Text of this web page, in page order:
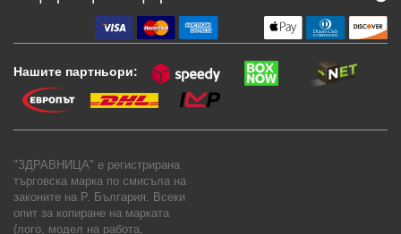
Нашите партньори:
"ЗДРАВНИЦА" е регистрирана
търговска марка по смисъла на
законите на Р. България. Всеки
опит за копиране на марката
(лого, модел на работа,